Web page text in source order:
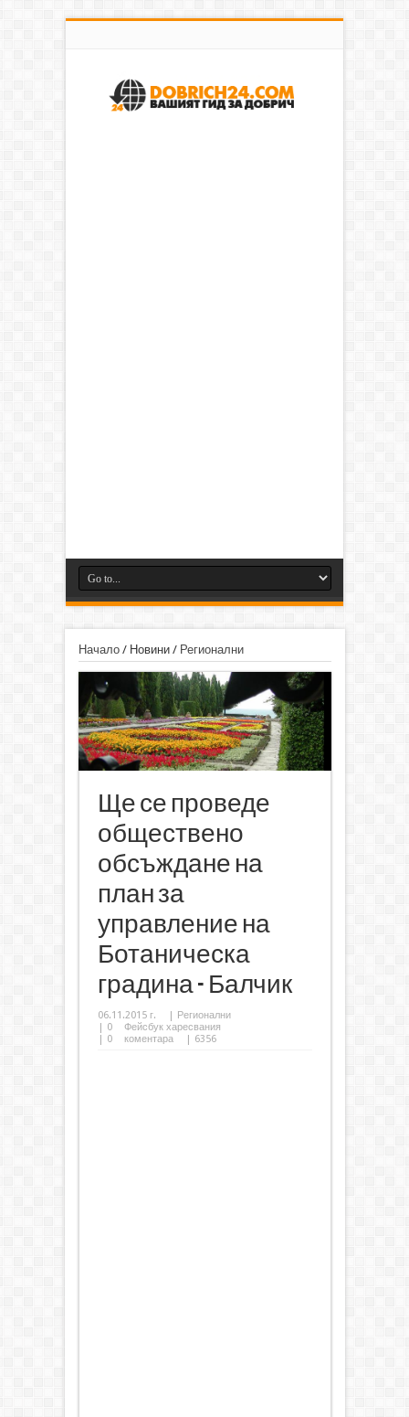
Начало/ Новини/ Регионални
Ще се проведе
обществено
обсъждане на
план за
управление на
Ботаническа
градина - Балчик
06.11.2015 г.
Регионални
0
Фейсбук харесвания
0 коментара | 6356